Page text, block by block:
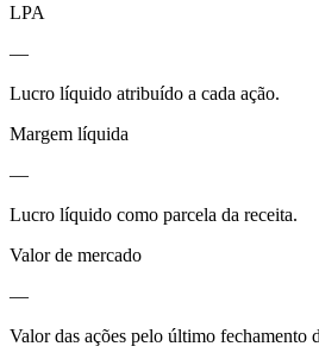
LPA
—
Lucro líquido atribuído a cada ação.
Margem líquida
—
Lucro líquido como parcela da receita.
Valor de mercado
—
Valor das ações pelo último fechamento